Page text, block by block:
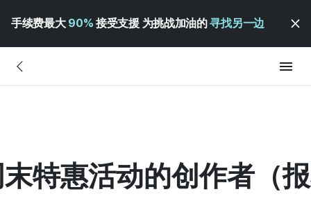
手续费最大 90% 接受支援 为挑战加油的寻找另一边
特惠活动的创作者（